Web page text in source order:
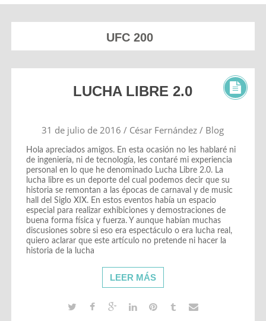
UFC 200
LUCHA LIBRE 2.0
31 de julio de 2016 / César Fernández / Blog
Hola apreciados amigos. En esta ocasión no les hablaré ni
de ingeniería, ni de tecnología, les contaré mi experiencia
personal en lo que he denominado Lucha Libre 2.0. La
lucha libre es un deporte del cual podemos decir que su
historia se remontan a las épocas de carnaval y de music
hall del Siglo XIX. En estos eventos había un espacio
especial para realizar exhibiciones y demostraciones de
buena forma física y fuerza. Y aunque habían muchas
discusiones sobre si eso era espectáculo o era lucha real,
quiero aclarar que este artículo no pretende ni hacer la
historia de la lucha
LEER MÁS